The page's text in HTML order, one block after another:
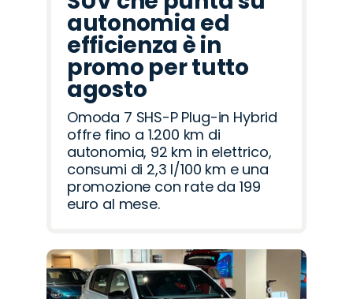
autonomia ed
efficienza è in
promo per tutto
agosto
Omoda 7 SHS-P Plug-in Hybrid
offre fino a 1.200 km di
autonomia, 92 km in elettrico,
consumi di 2,3 l/100 km e una
promozione con rate da 199
euro al mese.